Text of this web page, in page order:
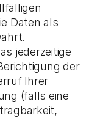
Daten als
jederzeitige
der
Ihrer
(falls eine